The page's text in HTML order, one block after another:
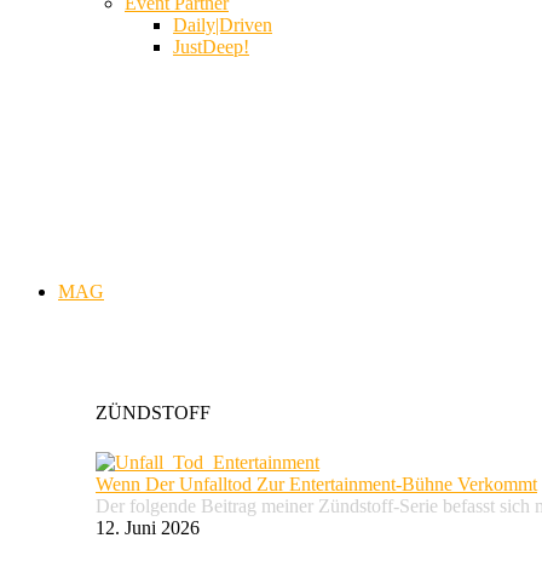
Daily|Driven
JustDeep!
MAG
ZÜNDSTOFF
Wenn Der Unfalltod Zur Entertainment-Bühne Verkommt
Der folgende Beitrag meiner Zündstoff-Serie befasst
12. Juni 2026